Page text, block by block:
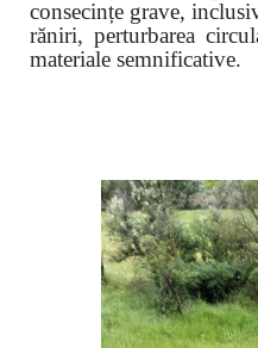
consecințe grave,
răniri, perturbarea
materiale semnificative.